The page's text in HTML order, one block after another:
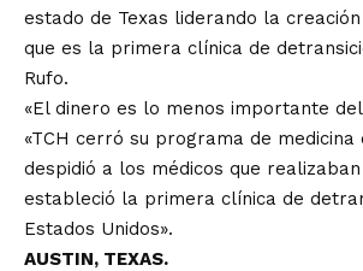
estado de Texas liderando la
que es la primera clínica de
Rufo.
«El dinero es lo menos importante
«TCH cerró su programa de medicina
despidió a los médicos que
estableció la primera clínica de
Estados Unidos».
AUSTIN, TEXAS.